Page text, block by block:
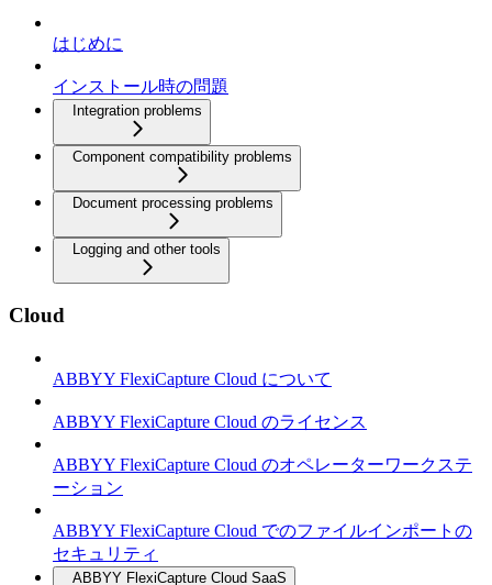
はじめに
インストール時の問題
Integration problems
Component compatibility problems
Document processing problems
Logging and other tools
Cloud
ABBYY FlexiCapture Cloud について
ABBYY FlexiCapture Cloud のライセンス
ABBYY FlexiCapture Cloud のオペレーターワークステ
ーション
ABBYY FlexiCapture Cloud でのファイルインポートの
セキュリティ
ABBYY FlexiCapture Cloud SaaS